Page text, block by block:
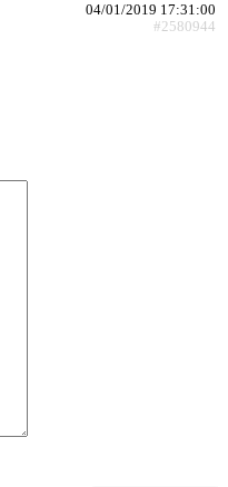
04/01/2019 17:31:00
#2580944